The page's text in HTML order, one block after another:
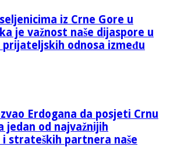
iz Crne Gore u
je važnost naše dijaspore u
prijateljskih odnosa između
Erdogana da posjeti Crnu
jedan od najvažnijih
i strateških partnera naše